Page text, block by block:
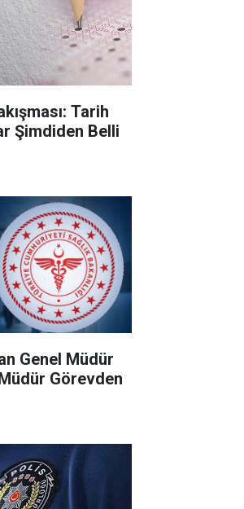
Tarih
Şimdiden Belli
Genel Müdür
Görevden